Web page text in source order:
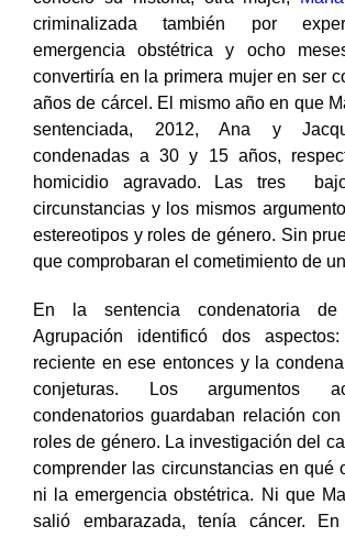
conoció su historia, otra mujer,
criminalizada también por
emergencia obstétrica y ocho
convertiría en la primera mujer en ser
años de cárcel. El mismo año en que
sentenciada, 2012, Ana y
condenadas a 30 y 15 años,
homicidio agravado. Las tres
circunstancias y los mismos
estereotipos y roles de género. Sin
que comprobaran el cometimiento de
En la sentencia condenatoria de
Agrupación identificó dos
reciente en ese entonces y la
conjeturas. Los argumentos
condenatorios guardaban relación
roles de género. La investigación del
comprender las circunstancias en qué
ni la emergencia obstétrica. Ni que